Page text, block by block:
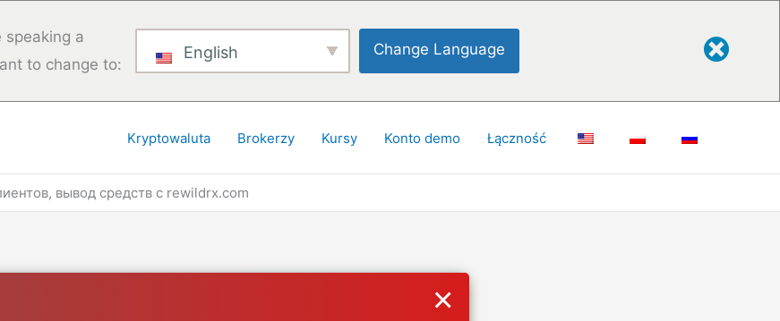
a
to change to:
English Change Language
Kryptowaluta Brokerzy Kursy Konto demo Łączność
вывод средств с rewildrx.com
×